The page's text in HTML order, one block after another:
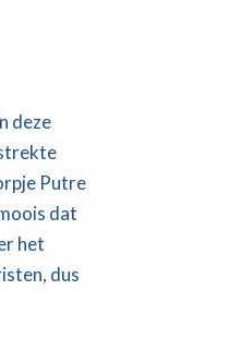
deze
Putre
dat
het
dus